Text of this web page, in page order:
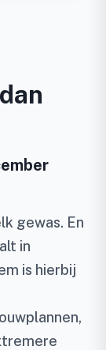
gewas. En
in
is hierbij